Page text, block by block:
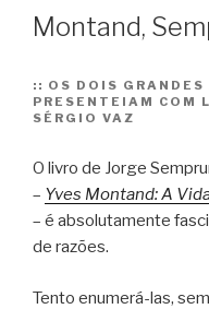
Montand,
:: OS DOIS
PRESENTEIAM COM
SÉRGIO VAZ
O livro de Jorge
– Yves Montand: A
– é absolutamente
de razões.
Tento enumerá-las,